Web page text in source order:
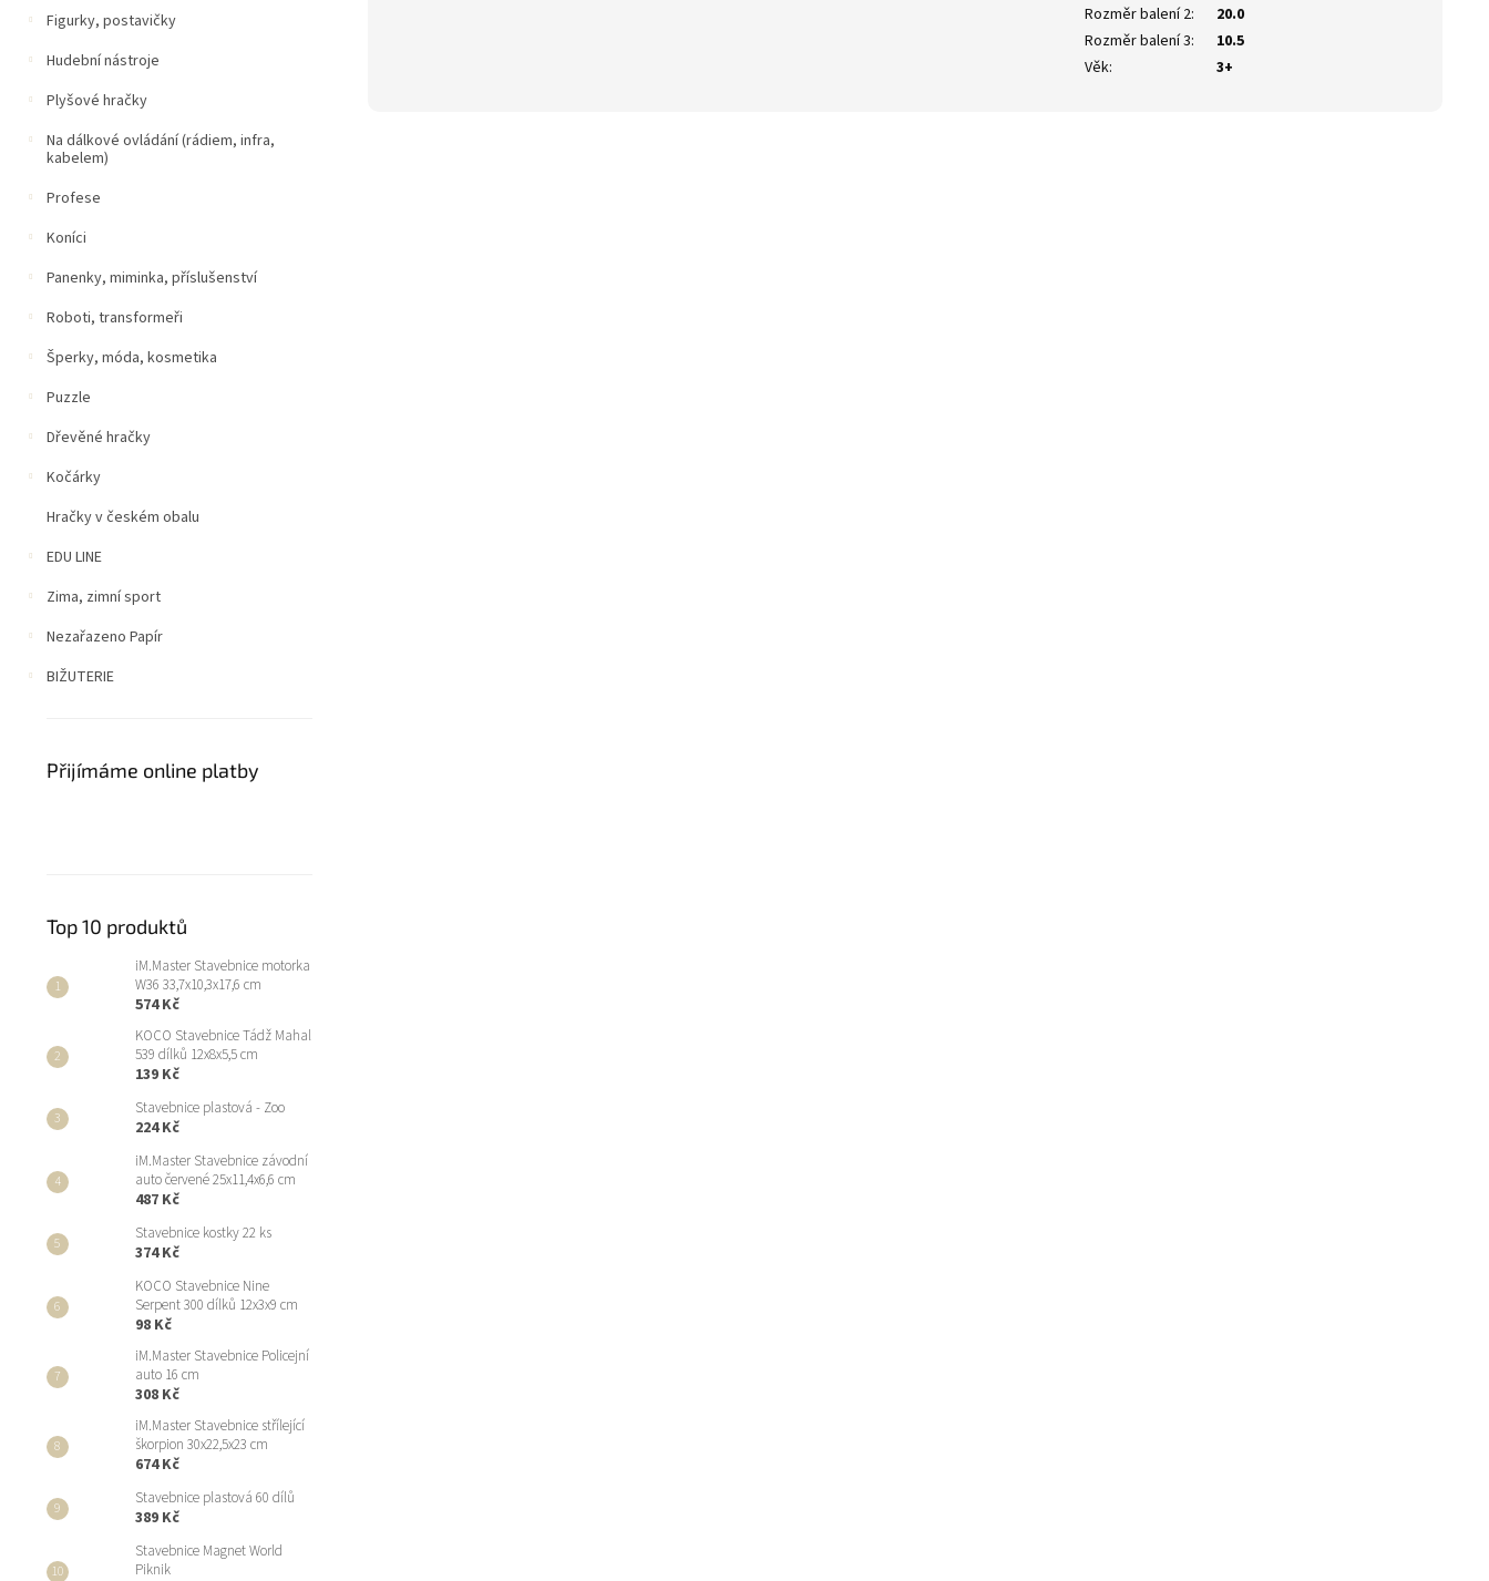
Figurky, postavičky
Hudební nástroje
Plyšové hračky
Na dálkové ovládání (rádiem, infra,
kabelem)
Profese
Koníci
Panenky, miminka, příslušenství
Roboti, transformeři
Šperky, móda, kosmetika
Puzzle
Dřevěné hračky
Kočárky
Hračky v českém obalu
EDU LINE
Zima, zimní sport
Nezařazeno Papír
BIŽUTERIE
Přijímáme online platby
Top 10 produktů
iM.Master Stavebnice motorka
W36 33,7x10,3x17,6 cm
574 Kč
KOCO Stavebnice Tádž Mahal
539 dílků 12x8x5,5 cm
139 Kč
Stavebnice plastová - Zoo
224 Kč
iM.Master Stavebnice závodní
auto červené 25x11,4x6,6 cm
487 Kč
Stavebnice kostky 22 ks
374 Kč
KOCO Stavebnice Nine
Serpent 300 dílků 12x3x9 cm
98 Kč
iM.Master Stavebnice Policejní
auto 16 cm
308 Kč
iM.Master Stavebnice střílející
škorpion 30x22,5x23 cm
674 Kč
Stavebnice plastová 60 dílů
389 Kč
Stavebnice Magnet World
Piknik
Rozměr balení 2:
20.0
Rozměr balení 3:
10.5
Věk: 3+